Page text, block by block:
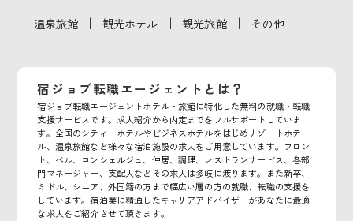
温泉旅館 ｜ 観光ホテル ｜ 観光旅館 ｜ その他
宿ジョブ転職エージェントとは？
宿ジョブ転職エージェントホテル・旅館に特化した無料の就職・転職
支援サービスです。求人紹介から内定までをフルサポートしていま
す。全国のシティーホテルやビジネスホテルをはじめリゾートホテ
ル、温泉旅館など様々な宿泊施設の求人をご用意しています。フロン
ト、ベル、コンシェルジュ、仲居、調理、レストランサービス、各部
門マネージャー、支配人などその求人は多岐に渡ります。また新卒、
ミドル、シニア、外国籍の方まで幅広い層の方の就職、転職の支援を
しています。宿泊業に精通したキャリアアドバイザーがあなたに最適
な求人をご紹介させて頂きます。